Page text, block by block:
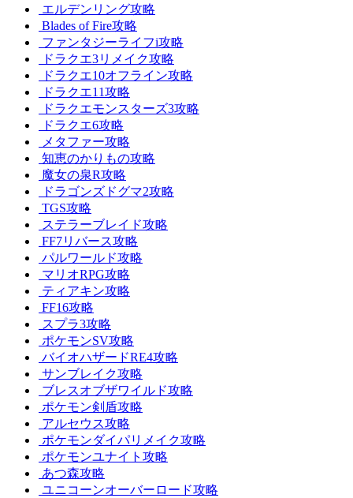
エルデンリング攻略
Blades of Fire攻略
ファンタジーライフi攻略
ドラクエ3リメイク攻略
ドラクエ10オフライン攻略
ドラクエ11攻略
ドラクエモンスターズ3攻略
ドラクエ6攻略
メタファー攻略
知恵のかりもの攻略
魔女の泉R攻略
ドラゴンズドグマ2攻略
TGS攻略
ステラーブレイド攻略
FF7リバース攻略
パルワールド攻略
マリオRPG攻略
ティアキン攻略
FF16攻略
スプラ3攻略
ポケモンSV攻略
バイオハザードRE4攻略
サンブレイク攻略
ブレスオブザワイルド攻略
ポケモン剣盾攻略
アルセウス攻略
ポケモンダイパリメイク攻略
ポケモンユナイト攻略
あつ森攻略
ユニコーンオーバーロード攻略